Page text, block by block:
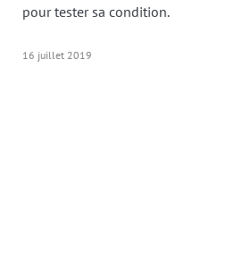
pour tester sa condition.
16 juillet 2019